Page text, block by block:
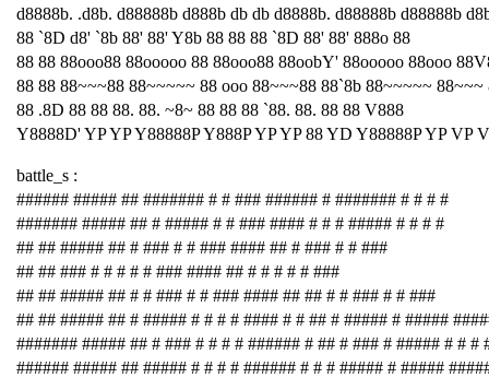
d8888b. .d8b. d88888b d888b db db d8888b. d88888b d88888b
88 `8D d8' `8b 88' 88' Y8b 88 88 88 `8D 88' 88' 888o 88
88 88 88ooo88 88ooooo 88 88ooo88 88oobY' 88ooooo 88ooo
88 88 88~~~88 88~~~~~ 88 ooo 88~~~88 88`8b 88~~~~~ 88~~~
88 .8D 88 88 88. 88. ~8~ 88 88 88 `88. 88. 88 88 V888
Y8888D' YP YP Y88888P Y888P YP YP 88 YD Y88888P YP VP
battle_s :
###### ##### ## ####### # # ### ###### # ####### # # # #
####### ##### ## # ##### # # ### #### # # # ##### # # # #
## ## ##### ## # ### # # ### #### ## # ### # # ###
## ## ### # # # # # ### #### ## # # # # # ###
## ## ##### ## # # ### # # ### #### ## ## # # ### # # ###
## ## ##### ## # ##### # # # # #### # # ## # ##### # #####
####### ##### ## # ### # # # # ###### # ## # ### # ##### # # #
###### ##### ## ##### # # # # ###### # # # ##### # #####